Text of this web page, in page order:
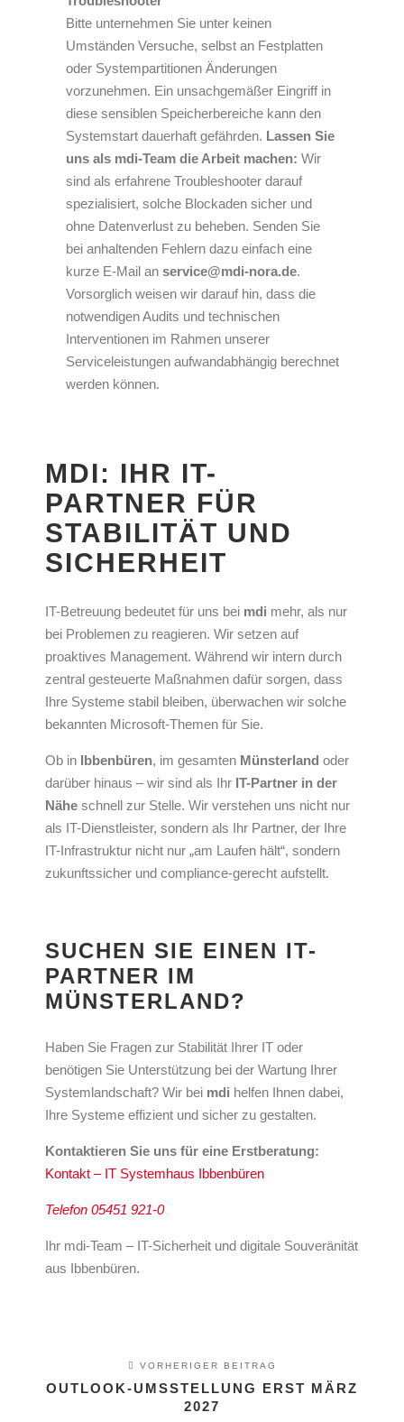
Bitte unternehmen Sie unter keinen
Umständen Versuche, selbst an Festplatten
oder Systempartitionen Änderungen
vorzunehmen. Ein unsachgemäßer Eingriff in
diese sensiblen Speicherbereiche kann den
Systemstart dauerhaft gefährden. Lassen Sie
uns als mdi-Team die Arbeit machen: Wir
sind als erfahrene Troubleshooter darauf
spezialisiert, solche Blockaden sicher und
ohne Datenverlust zu beheben. Senden Sie
bei anhaltenden Fehlern dazu einfach eine
kurze E-Mail an service@mdi-nora.de.
Vorsorglich weisen wir darauf hin, dass die
notwendigen Audits und technischen
Interventionen im Rahmen unserer
Serviceleistungen aufwandabhängig berechnet
werden können.
MDI: IHR IT-
PARTNER FÜR
STABILITÄT UND
SICHERHEIT
IT-Betreuung bedeutet für uns bei mdi mehr, als nur
bei Problemen zu reagieren. Wir setzen auf
proaktives Management. Während wir intern durch
zentral gesteuerte Maßnahmen dafür sorgen, dass
Ihre Systeme stabil bleiben, überwachen wir solche
bekannten Microsoft-Themen für Sie.
Ob in Ibbenbüren, im gesamten Münsterland oder
darüber hinaus – wir sind als Ihr IT-Partner in der
Nähe schnell zur Stelle. Wir verstehen uns nicht nur
als IT-Dienstleister, sondern als Ihr Partner, der Ihre
IT-Infrastruktur nicht nur „am Laufen hält“, sondern
zukunftssicher und compliance-gerecht aufstellt.
SUCHEN SIE EINEN IT-
PARTNER IM
MÜNSTERLAND?
Haben Sie Fragen zur Stabilität Ihrer IT oder
benötigen Sie Unterstützung bei der Wartung Ihrer
Systemlandschaft? Wir bei mdi helfen Ihnen dabei,
Ihre Systeme effizient und sicher zu gestalten.
Kontaktieren Sie uns für eine Erstberatung:
Kontakt – IT Systemhaus Ibbenbüren
Telefon 05451 921-0
Ihr mdi-Team – IT-Sicherheit und digitale Souveränität
aus Ibbenbüren.
VORHERIGER BEITRAG
OUTLOOK-UMSSTELLUNG ERST MÄRZ
2027